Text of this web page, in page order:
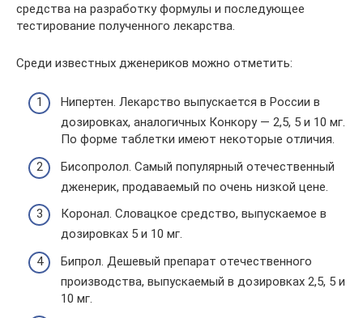
средства на разработку формулы и последующее
тестирование полученного лекарства.
Среди известных дженериков можно отметить:
Нипертен. Лекарство выпускается в России в
дозировках, аналогичных Конкору — 2,5, 5 и 10 мг.
По форме таблетки имеют некоторые отличия.
Бисопролол. Самый популярный отечественный
дженерик, продаваемый по очень низкой цене.
Коронал. Словацкое средство, выпускаемое в
дозировках 5 и 10 мг.
Бипрол. Дешевый препарат отечественного
производства, выпускаемый в дозировках 2,5, 5 и
10 мг.